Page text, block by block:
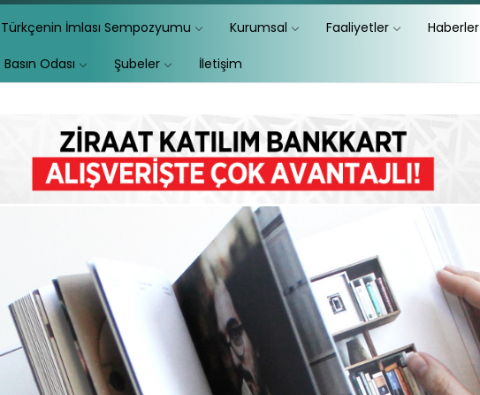
Türkçenin İmlası Sempozyumu Kurumsal Faaliyetler Haberler
Basın Odası Şubeler İletişim